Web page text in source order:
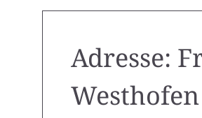
Adresse:
Westhofen